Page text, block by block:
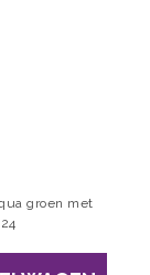
groen met